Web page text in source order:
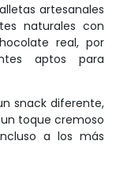
artesanales
naturales con
real, por
aptos para
snack diferente,
toque cremoso
a los más